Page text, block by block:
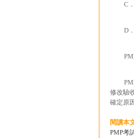
C
D
修改驗
確定原
閱讀本
PMP考